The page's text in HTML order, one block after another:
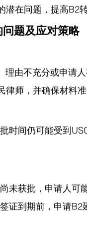
在问题，提高B2
题及应对策略
理由不充分或申请
师，并确保材料准
时间仍可能受到
未获批，申请人可
证到期前，申请